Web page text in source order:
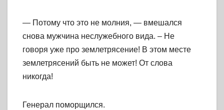
— Потому что это не молния, — вмешался
снова мужчина неслужебного вида. – Не
говоря уже про землетрясение! В этом месте
землетрясений быть не может! От слова
никогда!
Генерал поморщился.